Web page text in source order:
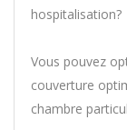
hospitalisation?
Vous pouvez
couverture
chambre